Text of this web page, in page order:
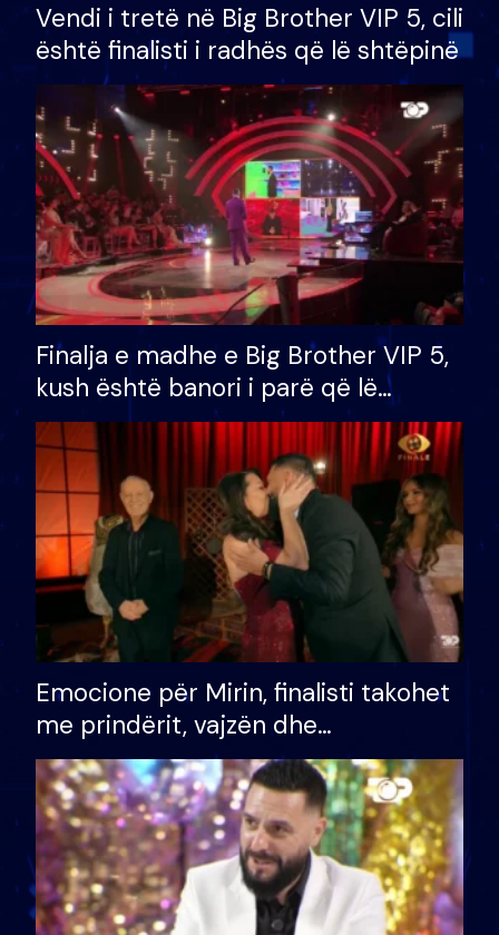
Vendi i tretë në Big Brother VIP 5, cili
është finalisti i radhës që lë shtëpinë
Finalja e madhe e Big Brother VIP 5,
kush është banori i parë që lë
shtëpinë dhe humb mundësinë për
të fituar çmimin e madh
Emocione për Mirin, finalisti takohet
me prindërit, vajzën dhe
bashkëshorten: S’kemi ndonjë letër
divorci apo jo?